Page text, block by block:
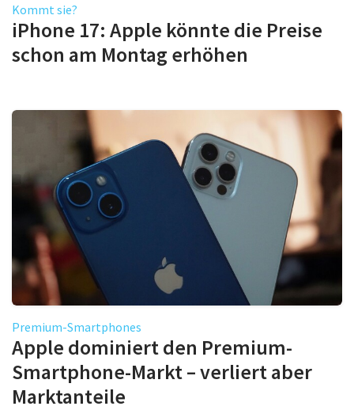
Kommt sie?
iPhone 17: Apple könnte die Preise
schon am Montag erhöhen
Premium-Smartphones
Apple dominiert den Premium-
Smartphone-Markt – verliert aber
Marktanteile